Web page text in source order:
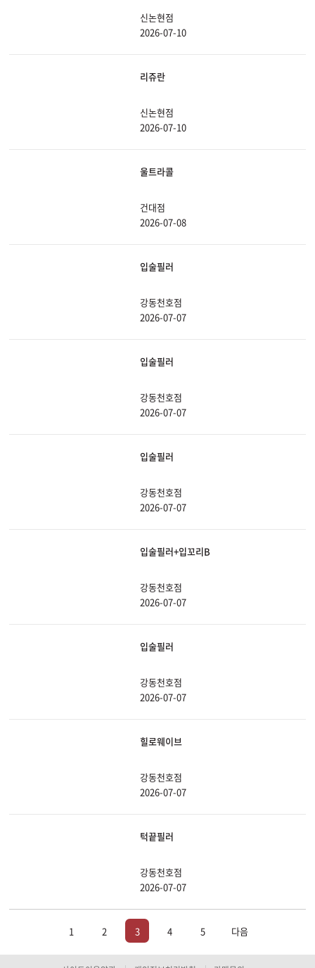
신논현점
2026-07-10
리쥬란
신논현점
2026-07-10
울트라콜
건대점
2026-07-08
입술필러
강동천호점
2026-07-07
입술필러
강동천호점
2026-07-07
입술필러
강동천호점
2026-07-07
입술필러+입꼬리B
강동천호점
2026-07-07
입술필러
강동천호점
2026-07-07
힐로웨이브
강동천호점
2026-07-07
턱끝필러
강동천호점
2026-07-07
1 2 3 4 5 다음